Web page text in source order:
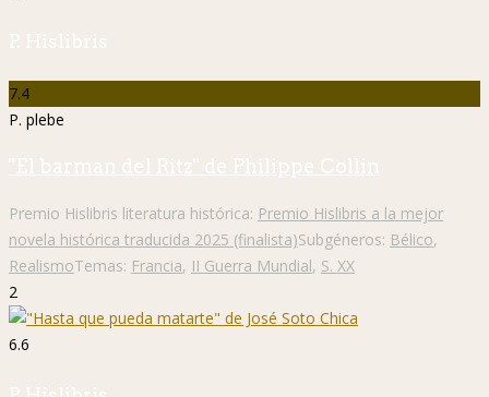
P. Hislibris
7.4
P. plebe
"El barman del Ritz" de Philippe Collin
Premio Hislibris literatura histórica: Premio Hislibris a la mejor
novela histórica traducida 2025 (finalista)Subgéneros: Bélico,
RealismoTemas: Francia, II Guerra Mundial, S. XX
2
6.6